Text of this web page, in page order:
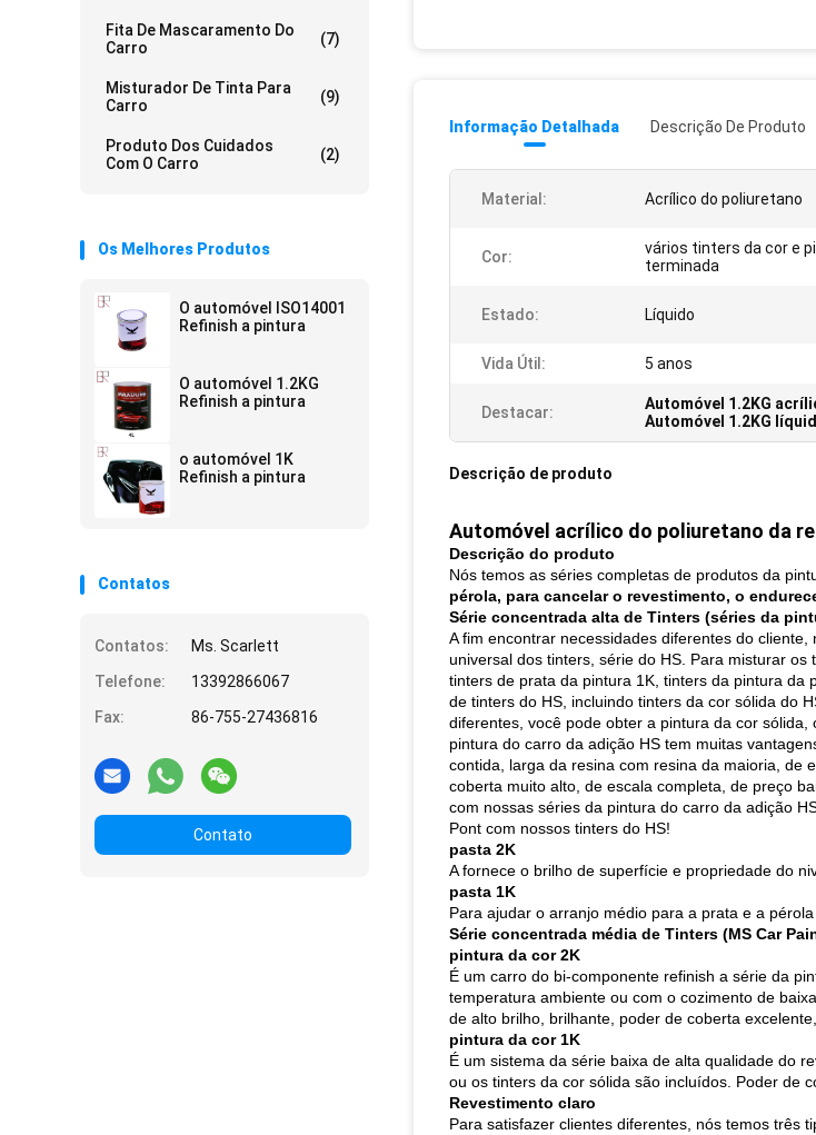
Fita De Mascaramento Do
Carro
(7)
Misturador De Tinta Para
Carro
(9)
Produto Dos Cuidados
Com O Carro
(2)
Os Melhores Produtos
O automóvel ISO14001
Refinish a pintura
O automóvel 1.2KG
Refinish a pintura
o automóvel 1K
Refinish a pintura
Contatos
Contatos:
Ms. Scarlett
Telefone:
13392866067
Fax:
86-755-27436816
Contato
Informação Detalhada Descrição De Produto
Material: Acrílico do poliuretano
Cor:
vários tinters da cor e
terminada
Estado: Líquido
Vida Útil: 5 anos
Destacar: Automóvel 1.2KG
Automóvel 1.2KG
Descrição de produto
Automóvel acrílico do poliuretano da
Descrição do produto
Nós temos as séries completas de produtos da
pérola, para cancelar o revestimento, o
Série concentrada alta de Tinters (séries da
A fim encontrar necessidades diferentes do
universal dos tinters, série do HS. Para misturar
tinters de prata da pintura 1K, tinters da pintura da
de tinters do HS, incluindo tinters da cor sólida do
diferentes, você pode obter a pintura da cor
pintura do carro da adição HS tem muitas
contida, larga da resina com resina da maioria, de
coberta muito alto, de escala completa, de preço
com nossas séries da pintura do carro da adição
Pont com nossos tinters do HS!
pasta 2K
A fornece o brilho de superfície e propriedade do
pasta 1K
Para ajudar o arranjo médio para a prata e a pérola
Série concentrada média de Tinters (MS Car
pintura da cor 2K
É um carro do bi-componente refinish a série da
temperatura ambiente ou com o cozimento de
de alto brilho, brilhante, poder de coberta
pintura da cor 1K
É um sistema da série baixa de alta qualidade do
ou os tinters da cor sólida são incluídos. Poder de
Revestimento claro
Para satisfazer clientes diferentes, nós temos três